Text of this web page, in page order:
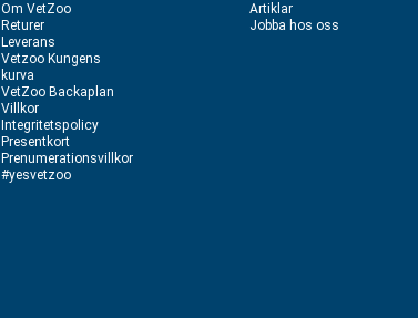
Om VetZoo
Returer
Leverans
Vetzoo Kungens
kurva
VetZoo Backaplan
Villkor
Integritetspolicy
Presentkort
Prenumerationsvillkor
#yesvetzoo
Artiklar
Jobba hos oss